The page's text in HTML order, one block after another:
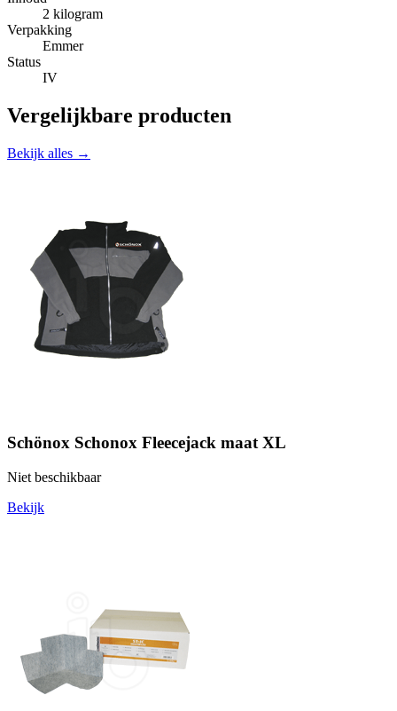
2 kilogram
Verpakking
Emmer
Status
IV
Vergelijkbare producten
Bekijk alles →
Schönox Schonox Fleecejack maat XL
Niet beschikbaar
Bekijk